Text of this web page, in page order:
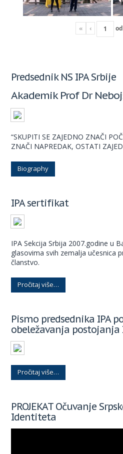
« ‹ od
Predsednik NS IPA Srbije
Akademik Prof Dr
“SKUPITI SE ZAJEDNO ZNAČI
ZNAČI NAPREDAK, OSTATI
Biography
IPA sertifikat
IPA Sekcija Srbija 2007.godine u
glasovima svih zemalja učesnica
članstvo.
Pročitaj više…
Pismo predsednika IPA
obeležavanja postojanja
Pročitaj više…
PROJEKAT Očuvanje
Identiteta